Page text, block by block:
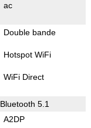
ac
Double bande
Hotspot WiFi
WiFi Direct
Bluetooth 5.1
A2DP